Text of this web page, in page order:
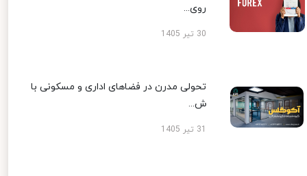
روی...
30 تیر 1405
تحولی مدرن در فضاهای اداری و مسکونی با
ش...